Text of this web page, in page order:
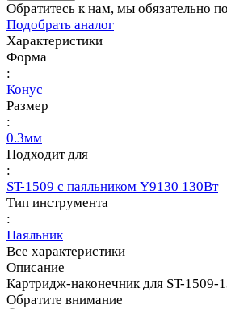
Обратитесь к нам, мы обязательно
Подобрать аналог
Характеристики
Форма
:
Конус
Размер
:
0.3мм
Подходит для
:
ST-1509 с паяльником Y9130 130Вт
Тип инструмента
:
Паяльник
Все характеристики
Описание
Картридж-наконечник для ST-1509-
Обратите внимание